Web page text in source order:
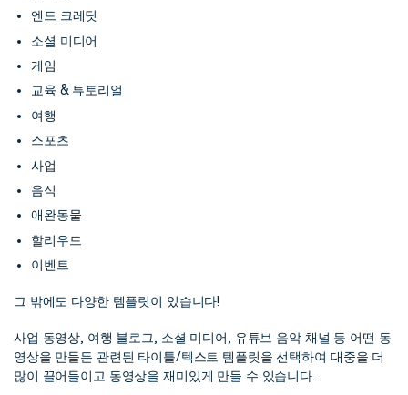
엔드 크레딧
소셜 미디어
게임
교육 & 튜토리얼
여행
스포츠
사업
음식
애완동물
할리우드
이벤트
그 밖에도 다양한 템플릿이 있습니다!
사업 동영상, 여행 블로그, 소셜 미디어, 유튜브 음악 채널 등 어떤 동
영상을 만들든 관련된 타이틀/텍스트 템플릿을 선택하여 대중을 더
많이 끌어들이고 동영상을 재미있게 만들 수 있습니다.